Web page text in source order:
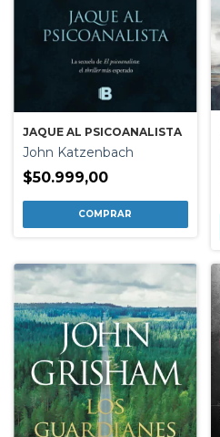
JAQUE AL PSICOANALISTA
John Katzenbach
$50.999,00